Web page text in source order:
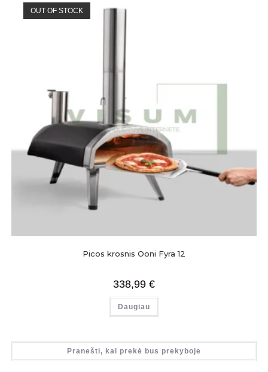
OUT OF STOCK
Picos krosnis Ooni Fyra 12
338,99 €
Daugiau
Pranešti, kai prekė bus prekyboje